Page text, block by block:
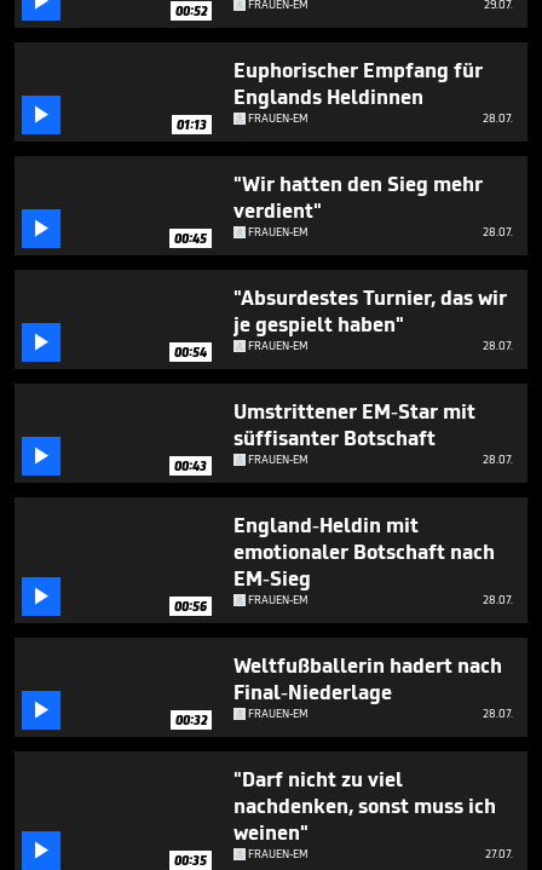
minute,
00:52 FRAUEN-EM 29.07.
 01:13
Euphorischer Empfang für
Englands Heldinnen
FRAUEN-EM 28.07.
 00:45
"Wir hatten den Sieg mehr
verdient"
FRAUEN-EM 28.07.
 00:54
"Absurdestes Turnier, das wir
je gespielt haben"
FRAUEN-EM 28.07.
 00:43
Umstrittener EM-Star mit
süffisanter Botschaft
FRAUEN-EM 28.07.
 00:56
England-Heldin mit
emotionaler Botschaft nach
EM-Sieg
FRAUEN-EM 28.07.
 00:32
Weltfußballerin hadert nach
Final-Niederlage
FRAUEN-EM 28.07.
 00:35
"Darf nicht zu viel
nachdenken, sonst muss ich
weinen"
FRAUEN-EM 27.07.